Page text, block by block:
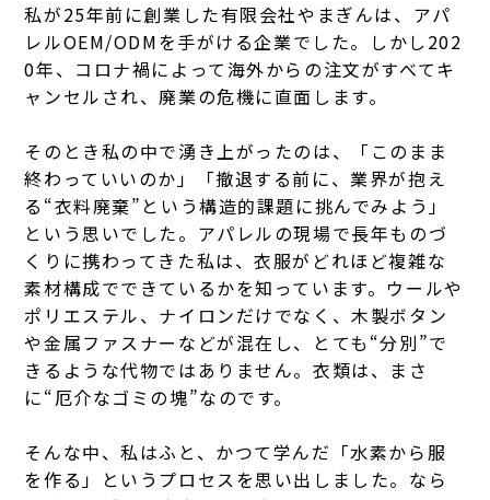
私が25年前に創業した有限会社やまぎんは、アパ
レルOEM/ODMを手がける企業でした。しかし202
0年、コロナ禍によって海外からの注文がすべてキ
ャンセルされ、廃業の危機に直面します。
そのとき私の中で湧き上がったのは、「このまま
終わっていいのか」「撤退する前に、業界が抱え
る“衣料廃棄”という構造的課題に挑んでみよう」
という思いでした。アパレルの現場で長年ものづ
くりに携わってきた私は、衣服がどれほど複雑な
素材構成でできているかを知っています。ウールや
ポリエステル、ナイロンだけでなく、木製ボタン
や金属ファスナーなどが混在し、とても“分別”で
きるような代物ではありません。衣類は、まさ
に“厄介なゴミの塊”なのです。
そんな中、私はふと、かつて学んだ「水素から服
を作る」というプロセスを思い出しました。なら